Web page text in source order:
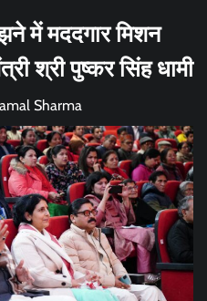
में मददगार मिशन
श्री पुष्कर सिंह धामी
Sharma